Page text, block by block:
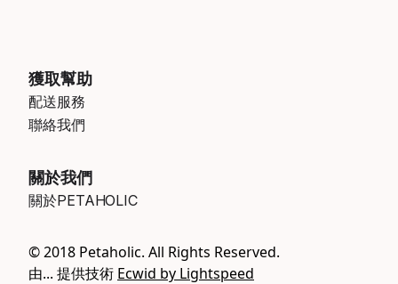
獲取幫助
配送服務
聯絡我們
關於我們
關於PETAHOLIC
© 2018 Petaholic. All Rights Reserved.
由... 提供技術 Ecwid by Lightspeed